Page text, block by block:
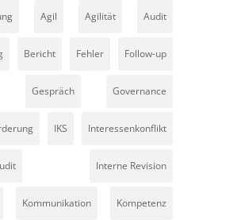
Agil Agilität Audit
Bericht Fehler Follow-up
Gespräch Governance
IKS Interessenkonflikt
Interne Revision
Kommunikation Kompetenz